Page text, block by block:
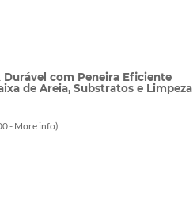
Durável com Peneira Eficiente
de Areia, Substratos e Limpeza
-More info)